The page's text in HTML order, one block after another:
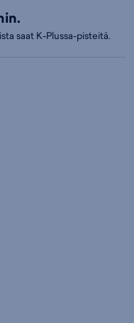
saat K-Plussa-pisteitä.